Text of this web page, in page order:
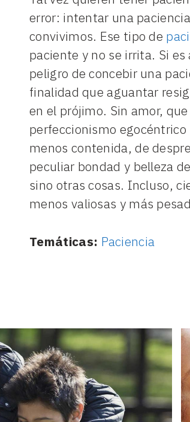
error: intentar una
convivimos. Ese tipo de
paciente y no se irrita. Si
peligro de concebir una
finalidad que aguantar
en el prójimo. Sin amor,
perfeccionismo
menos contenida, de
peculiar bondad y belleza
sino otras cosas. Incluso,
menos valiosas y más
Temáticas: Paciencia